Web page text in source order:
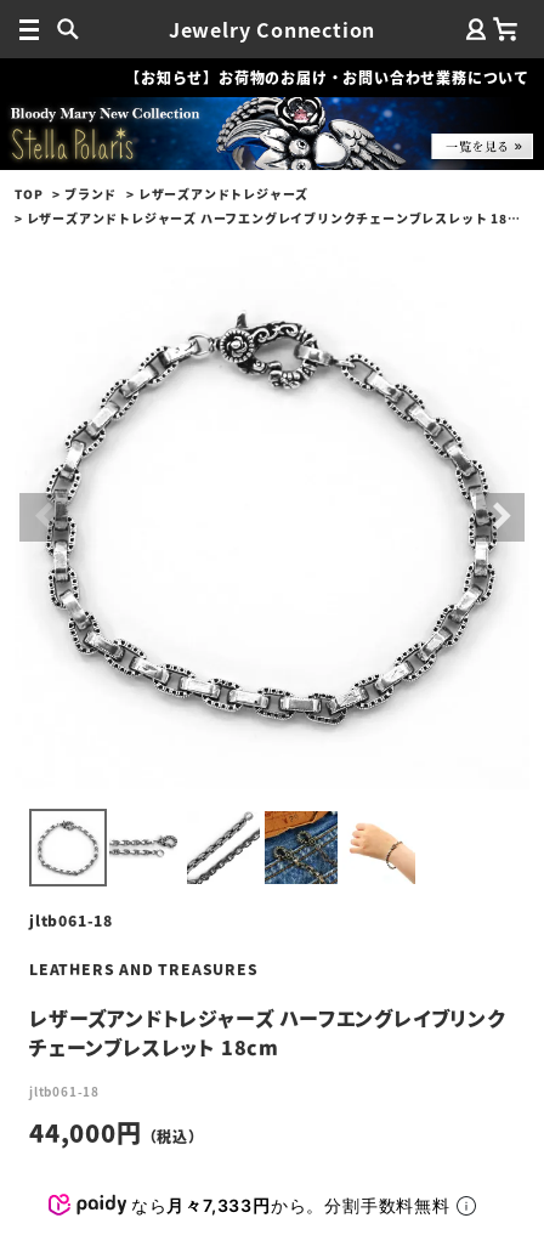
Jewelry Connection
【お知らせ】お荷物のお届け・お問い合わせ業務について
TOP ブランド
レザーズアンドトレジャーズ
レザーズアンドトレジャーズ ハーフエングレイブリンクチェーンブレスレット 18cm
jltb061-18
LEATHERS AND TREASURES
レザーズアンドトレジャーズ ハーフエングレイブリンク
チェーンブレスレット 18cm
jltb061-18
44,000
なら 月々7,333円から。分割手数料無料